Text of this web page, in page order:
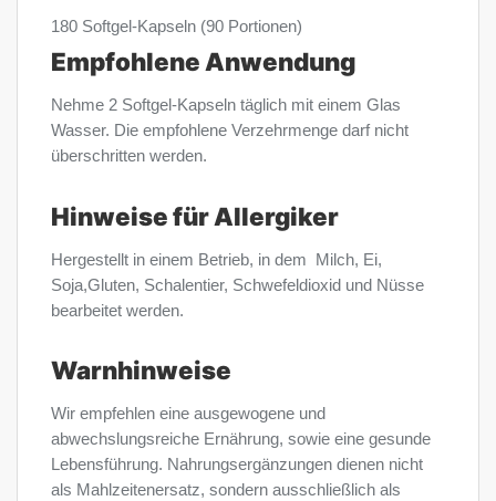
180 Softgel-Kapseln (90 Portionen)
Empfohlene Anwendung
Nehme 2 Softgel-Kapseln täglich mit einem Glas
Wasser. Die empfohlene Verzehrmenge darf nicht
überschritten werden.
Hinweise für Allergiker
Hergestellt in einem Betrieb, in dem Milch, Ei,
Soja,Gluten, Schalentier, Schwefeldioxid und Nüsse
bearbeitet werden.
Warnhinweise
Wir empfehlen eine ausgewogene und
abwechslungsreiche Ernährung, sowie eine gesunde
Lebensführung. Nahrungsergänzungen dienen nicht
als Mahlzeitenersatz, sondern ausschließlich als